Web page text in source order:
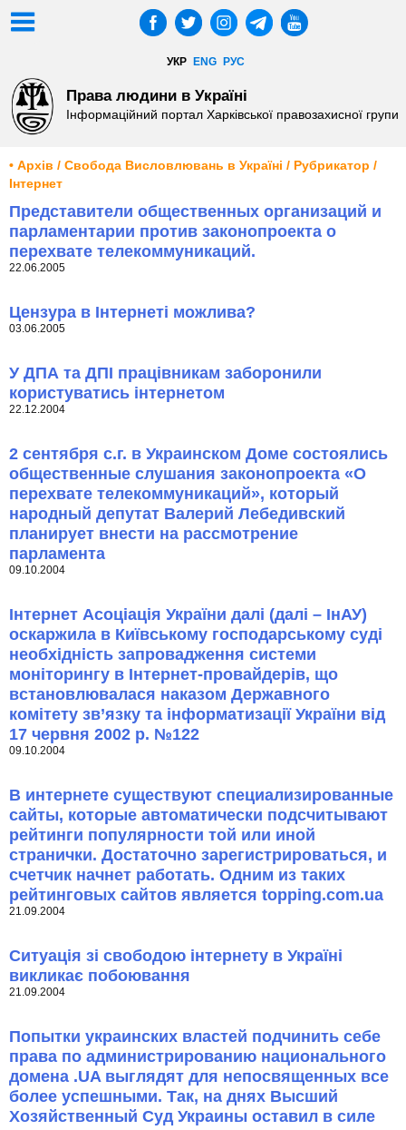
УКР ENG РУС
Права людини в Україні
Інформаційний портал Харківської правозахисної групи
• Архів / Свобода Висловлювань в Україні / Рубрикатор /
Інтернет
Представители общественных организаций и
парламентарии против законопроекта о
перехвате телекоммуникаций.
22.06.2005
Цензура в Інтернеті можлива?
03.06.2005
У ДПА та ДПІ працівникам заборонили
користуватись інтернетом
22.12.2004
2 сентября с.г. в Украинском Доме состоялись
общественные слушания законопроекта «О
перехвате телекоммуникаций», который
народный депутат Валерий Лебедивский
планирует внести на рассмотрение
парламента
09.10.2004
Інтернет Асоціація України далі (далі – ІнАУ)
оскаржила в Київському господарському суді
необхідність запровадження системи
моніторингу в Інтернет-провайдерів, що
встановлювалася наказом Державного
комітету зв’язку та інформатизації України від
17 червня 2002 р. №122
09.10.2004
В интернете существуют специализированные
сайты, которые автоматически подсчитывают
рейтинги популярности той или иной
странички. Достаточно зарегистрироваться, и
счетчик начнет работать. Одним из таких
рейтинговых сайтов является topping.com.ua
21.09.2004
Ситуація зі свободою інтернету в Україні
викликає побоювання
21.09.2004
Попытки украинских властей подчинить себе
права по администрированию национального
домена .UA выглядят для непосвященных все
более успешными. Так, на днях Высший
Хозяйственный Суд Украины оставил в силе